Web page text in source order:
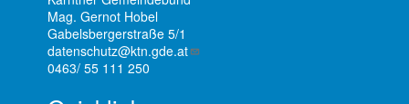
Mag. Gernot Hobel
Gabelsbergerstraße 5/1
datenschutz@ktn.gde.at
0463/ 55 111 250